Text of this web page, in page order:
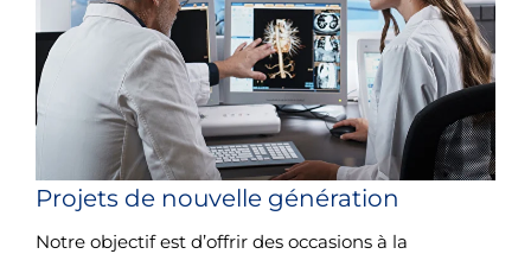
Projets de nouvelle génération
Notre objectif est d’offrir des occasions à la